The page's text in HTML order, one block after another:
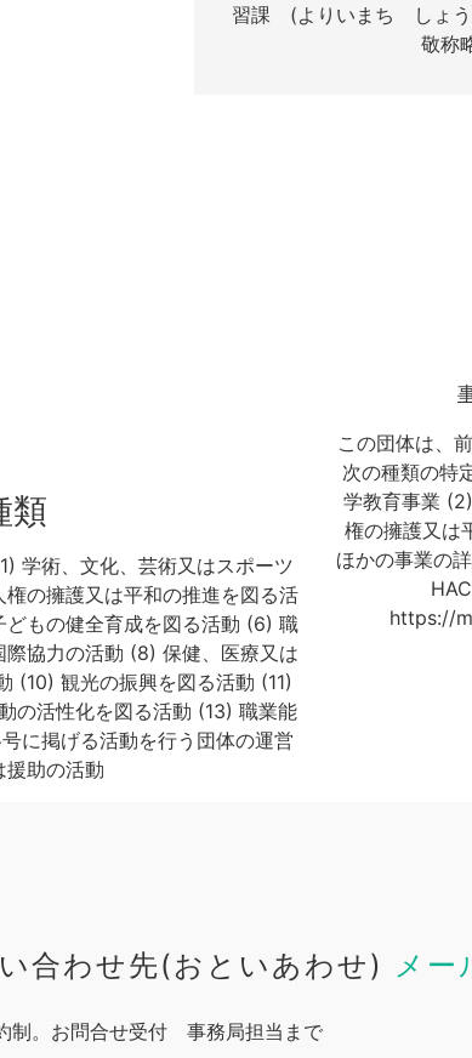
習課 (よりいまち しょう
敬称
類
学術、文化、芸術又はスポーツ
の擁護又は平和の推進を図る活
もの健全育成を図る活動 (6) 職
協力の活動 (8) 保健、医療又は
(10) 観光の振興を図る活動 (11)
の活性化を図る活動 (13) 職業能
に掲げる活動を行う団体の運営
援助の活動
この団体は、
次の種類の特
学教育事業
権の擁護又は
ほかの事業の
https://
合わせ先(おといあわせ) メー
制。お問合せ受付 事務局担当まで